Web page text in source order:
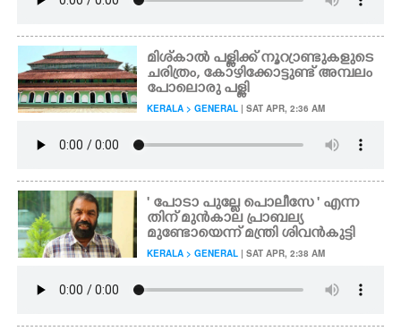
മിശ്കാൽ പള്ളിക്ക് നൂറ്രാണ്ടുകളുടെ
ചരിത്രം, കോഴിക്കോട്ടുണ്ട് അമ്പലം
പോലൊരു പള്ളി
KERALA > GENERAL | SAT APR, 2:36 AM
' പോടാ പുല്ലേ പൊലീസേ ' എന്ന
തിന് മുൻകാല പ്രാബല്യ
മുണ്ടോയെന്ന് മന്ത്രി ശിവൻകുട്ടി
KERALA > GENERAL | SAT APR, 2:38 AM